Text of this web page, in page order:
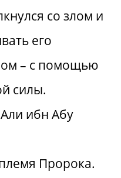
со злом и
его
– с помощью
силы.
ибн Абу
Пророка.